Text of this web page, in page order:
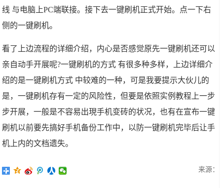
线 与电脑上PC端联接。接下去一键刷机正式开始。点一下右
侧的一键刷机。
看了上边流程的详细介绍，内心是否感觉原先一键刷机还可以
亲自动手开展呢?一键刷机的方式 有很多种多样，上边详细介
绍的是一键刷机方式 中较难的一种，可是我要提示大伙儿的
是，一键刷机存有一定的风险性，但要是依照实例教程上一步
步开展，一般是不容易出現手机变砖的状况，也有在宣布一键
刷机以前要先搞好手机备份工作中，以防一键刷机完毕后让手
机上内的文档遗失。
来源：